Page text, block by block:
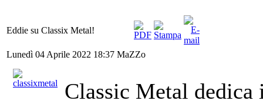
Eddie su Classix Metal!
Lunedì 04 Aprile 2022 18:37 MaZZo
Classic Metal dedica